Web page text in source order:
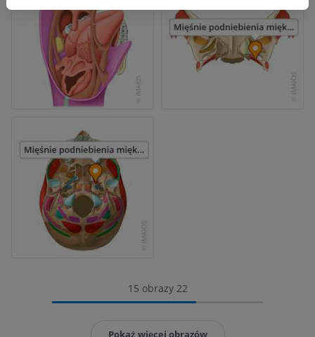
15 obrazy 22
Pokaż więcej obrazów